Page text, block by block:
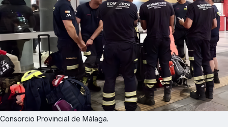
Consorcio Provincial de Málaga.